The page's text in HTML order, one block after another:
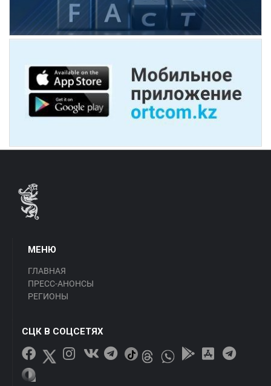
МЕНЮ
ГЛАВНАЯ
ПРЕСС-АНОНСЫ
РЕГИОНЫ
СЦК В СОЦСЕТЯХ